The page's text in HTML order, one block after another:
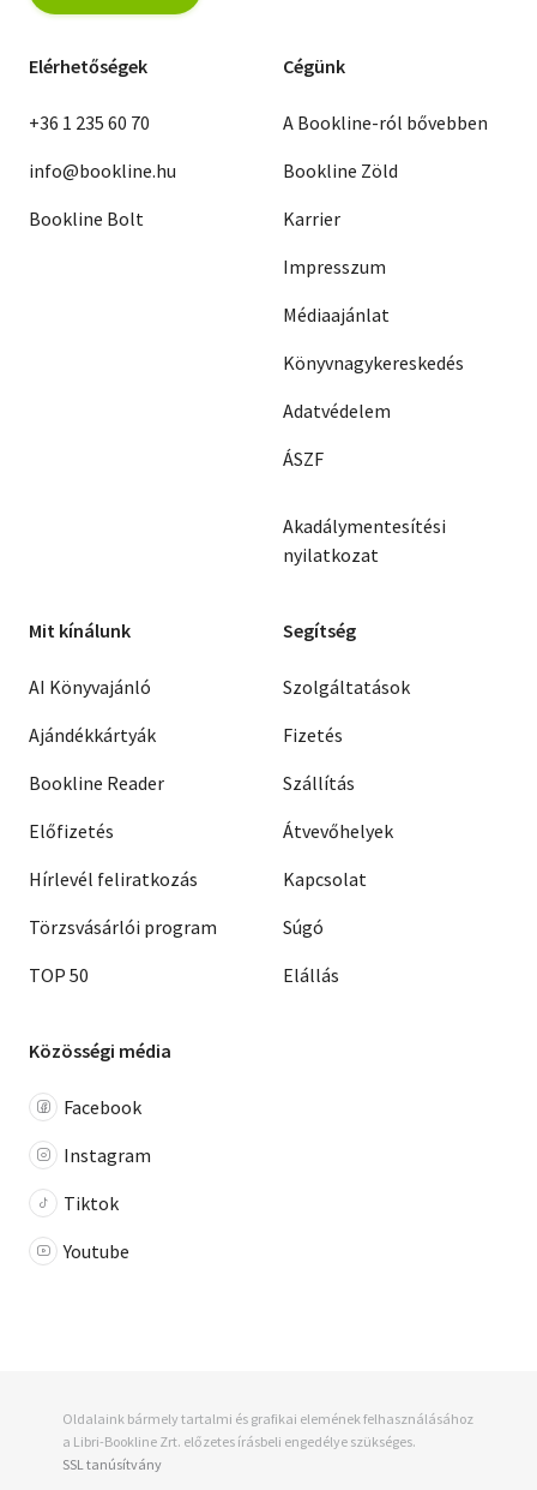
Elérhetőségek
+36 1 235 60 70
info@bookline.hu
Bookline Bolt
Cégünk
A Bookline-ról bővebben
Bookline Zöld
Karrier
Impresszum
Médiaajánlat
Könyvnagykereskedés
Adatvédelem
ÁSZF
Akadálymentesítési
nyilatkozat
Mit kínálunk
AI Könyvajánló
Ajándékkártyák
Bookline Reader
Előfizetés
Hírlevél feliratkozás
Törzsvásárlói program
TOP 50
Segítség
Szolgáltatások
Fizetés
Szállítás
Átvevőhelyek
Kapcsolat
Súgó
Elállás
Közösségi média
Facebook
Instagram
Tiktok
Youtube
Oldalaink bármely tartalmi és grafikai elemének felhasználásához
a Libri-Bookline Zrt. előzetes írásbeli engedélye szükséges.
SSL tanúsítvány